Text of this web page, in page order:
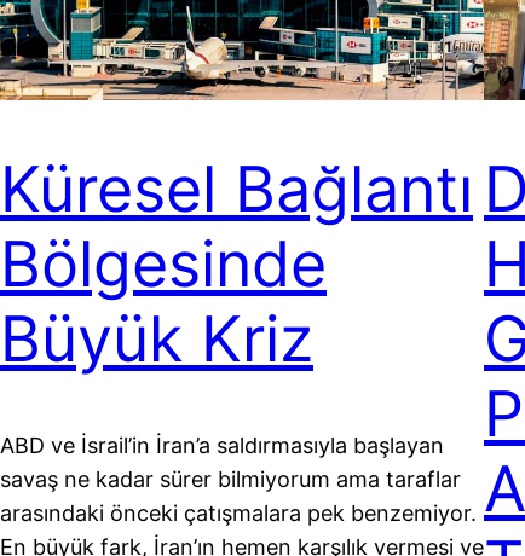
Küresel Bağlantı
Bölgesinde
Büyük Kriz
ABD ve İsrail’in İran’a saldırmasıyla başlayan
savaş ne kadar sürer bilmiyorum ama taraflar
arasındaki önceki çatışmalara pek benzemiyor.
En büyük fark, İran’ın hemen karşılık vermesi ve